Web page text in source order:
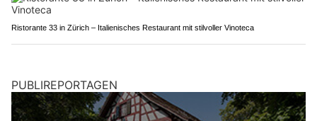
Ristorante 33 in Zürich – Italienisches Restaurant mit stilvoller Vinoteca
PUBLIREPORTAGEN